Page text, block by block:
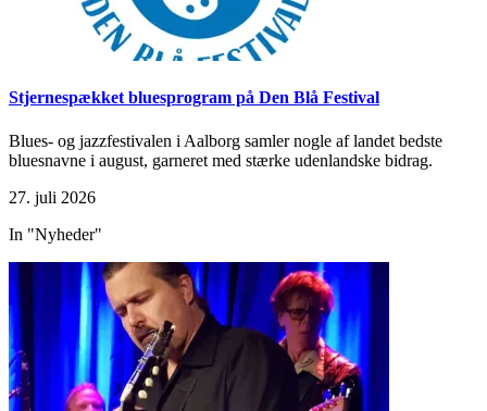
Stjernespækket bluesprogram på Den Blå Festival
Blues- og jazzfestivalen i Aalborg samler nogle af landet bedste
bluesnavne i august, garneret med stærke udenlandske bidrag.
27. juli 2026
In "Nyheder"